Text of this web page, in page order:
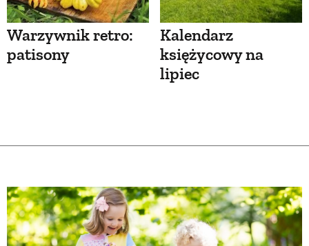
Warzywnik retro:
patisony
Kalendarz
księżycowy na
lipiec